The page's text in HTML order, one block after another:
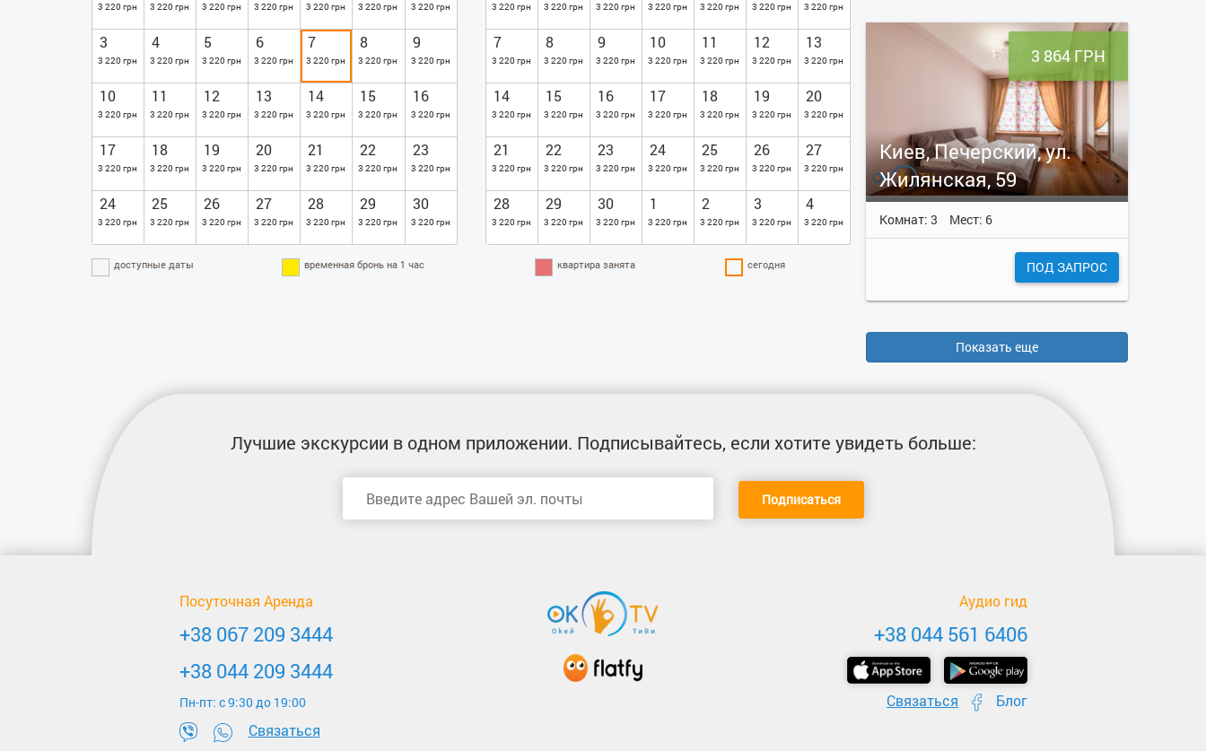
3 220 грн 3 220 грн 3 220 грн 3 220 грн 3 220 грн 3 220 грн 3 220 грн
3
3 220 грн
4
3 220 грн
5
3 220 грн
6
3 220 грн
7
3 220 грн
8
3 220 грн
9
3 220 грн
10
3 220 грн
11
3 220 грн
12
3 220 грн
13
3 220 грн
14
3 220 грн
15
3 220 грн
16
3 220 грн
17
3 220 грн
18
3 220 грн
19
3 220 грн
20
3 220 грн
21
3 220 грн
22
3 220 грн
23
3 220 грн
24
3 220 грн
25
3 220 грн
26
3 220 грн
27
3 220 грн
28
3 220 грн
29
3 220 грн
30
3 220 грн
3 220 грн 3 220 грн 3 220 грн 3 220 грн 3 220 грн 3 220 грн 3 220 грн
7
3 220 грн
8
3 220 грн
9
3 220 грн
10
3 220 грн
11
3 220 грн
12
3 220 грн
13
3 220 грн
14
3 220 грн
15
3 220 грн
16
3 220 грн
17
3 220 грн
18
3 220 грн
19
3 220 грн
20
3 220 грн
21
3 220 грн
22
3 220 грн
23
3 220 грн
24
3 220 грн
25
3 220 грн
26
3 220 грн
27
3 220 грн
28
3 220 грн
29
3 220 грн
30
3 220 грн
1
3 220 грн
2
3 220 грн
3
3 220 грн
4
3 220 грн
доступные даты временная бронь на 1 час квартира занята сегодня
3 864 ГРН
Киев, Печерский, ул.
Жилянская, 59
Комнат: 3 Мест: 6
ПОД ЗАПРОС
Показать еще
Лучшие экскурсии в одном приложении. Подписывайтесь, если хотите увидеть больше:
Подписаться
Посуточная Аренда
+38 067 209 3444
+38 044 209 3444
Пн-пт: c 9:30 до 19:00
Связаться
Аудио гид
+38 044 561 6406
Связаться Блог